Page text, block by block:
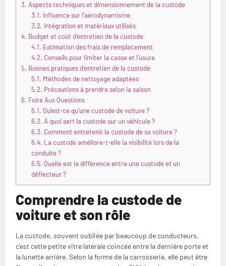
3. Aspects techniques et dimensionnement de la custode
3.1. Influence sur l’aérodynamisme
3.2. Intégration et matériaux utilisés
4. Budget et coût d’entretien de la custode
4.1. Estimation des frais de remplacement
4.2. Conseils pour limiter la casse et l’usure
5. Bonnes pratiques d’entretien de la custode
5.1. Méthodes de nettoyage adaptées
5.2. Précautions à prendre selon la saison
6. Foire Aux Questions
6.1. Qu’est-ce qu’une custode de voiture ?
6.2. À quoi sert la custode sur un véhicule ?
6.3. Comment entretenir la custode de sa voiture ?
6.4. La custode améliore-t-elle la visibilité lors de la
conduite ?
6.5. Quelle est la différence entre une custode et un
déflecteur ?
Comprendre la custode de
voiture et son rôle
La custode, souvent oubliée par beaucoup de conducteurs,
c’est cette petite vitre latérale coincée entre la dernière porte et
la lunette arrière. Selon la forme de la carrosserie, elle peut être